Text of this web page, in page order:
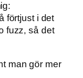
förtjust i det
fuzz, så det
man gör mer